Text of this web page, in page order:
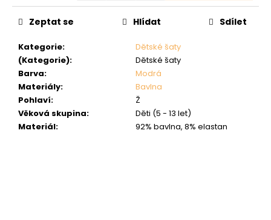
Kategorie:
Dětské šaty
(Kategorie):
Dětské šaty
Barva:
Modrá
Materiály:
Bavlna
Pohlaví:
Ž
Věková skupina:
Děti (5 - 13 let)
Materiál: 92% bavlna, 8% elastan
Zeptat se Hlídat Sdílet